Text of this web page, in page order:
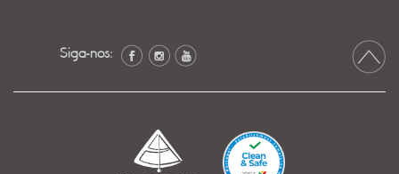
Siga-nos: